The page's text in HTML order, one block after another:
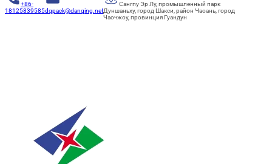
+86-
18125839585dqpack@danqing.net
Сангпу Эр Лу, промышленный парк
Дуншаньху, город Шакси, район Чаоань, город
Чаочжоу, провинция Гуандун